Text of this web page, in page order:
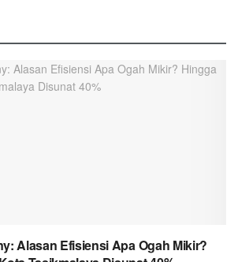
Alasan Efisiensi Apa Ogah Mikir?